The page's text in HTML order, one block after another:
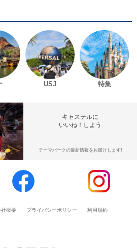
USJ 特集
キャステルに
いいね！しよう
テーマパークの最新情報をお届けします!
社概要 プライバシーポリシー 利用規約